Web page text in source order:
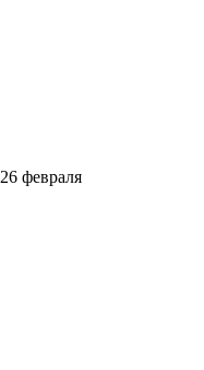
26 февраля